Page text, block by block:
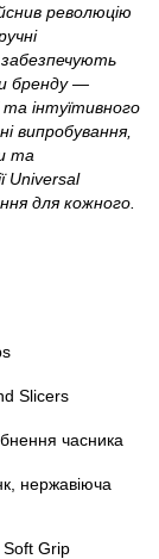
революцію
бренду —
та інтуїтивного
випробування,
та
Universal
для кожного.
Slicers
часника
нержавіюча
Soft Grip